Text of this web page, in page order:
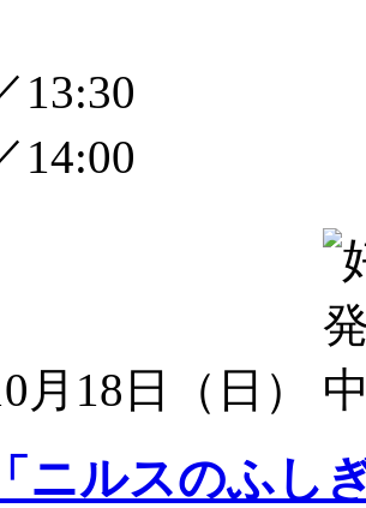
13:30
14:00
月18日（日）
ニルスのふし